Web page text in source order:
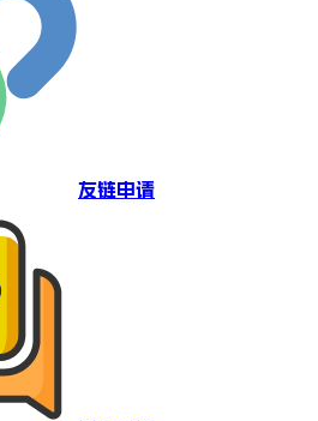
友链申请